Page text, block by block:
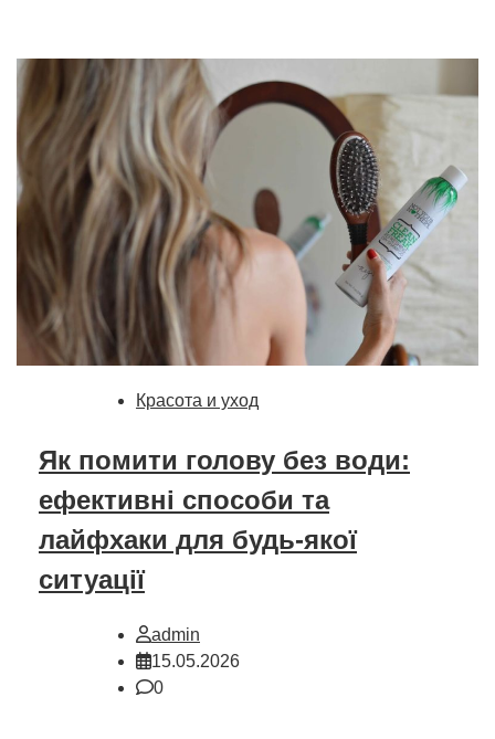
Красота и уход
Як помити голову без води:
ефективні способи та
лайфхаки для будь-якої
ситуації
admin
15.05.2026
0